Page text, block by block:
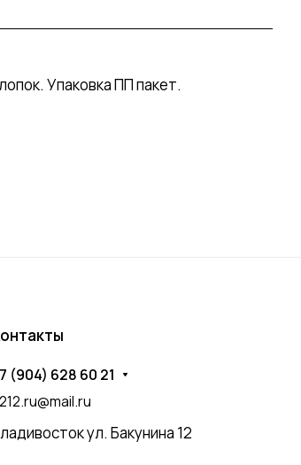
Упаковка ПП пакет.
(904) 628 60 21
ул. Бакунина 12